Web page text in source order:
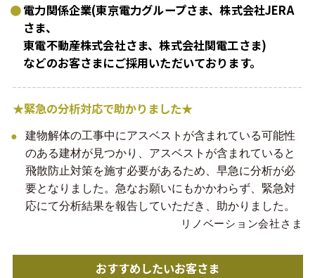
電力関係企業(東京電力グループさま、株式会社JERA
さま、
東電不動産株式会社さま、株式会社関電工さま)
などのお客さまにご採用いただいております。
★緊急の分析対応で助かりました★
建物解体の工事中にアスベストが含まれている可能性
のある建材が見つかり、アスベストが含まれていると
飛散防止対策を施す必要があるため、早急に分析が必
要となりました。急なお願いにもかかわらず、緊急対
応にて分析結果を報告していただき、助かりました。
リノベーション会社さま
おすすめしたいお客さま